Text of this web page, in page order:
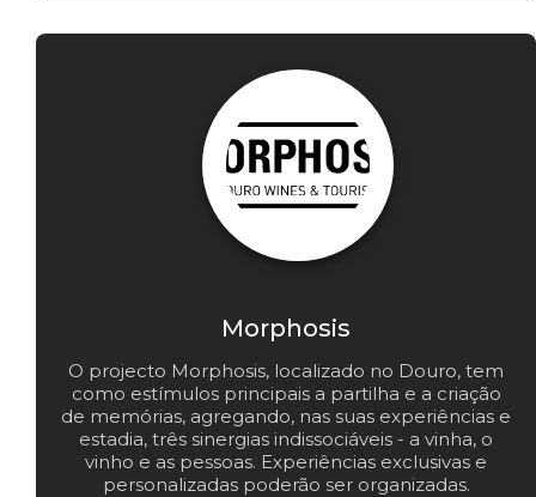
Morphosis
O projecto Morphosis, localizado no Douro, tem
como estímulos principais a partilha e a criação
de memórias, agregando, nas suas experiências e
estadia, três sinergias indissociáveis - a vinha, o
vinho e as pessoas. Experiências exclusivas e
personalizadas poderão ser organizadas.